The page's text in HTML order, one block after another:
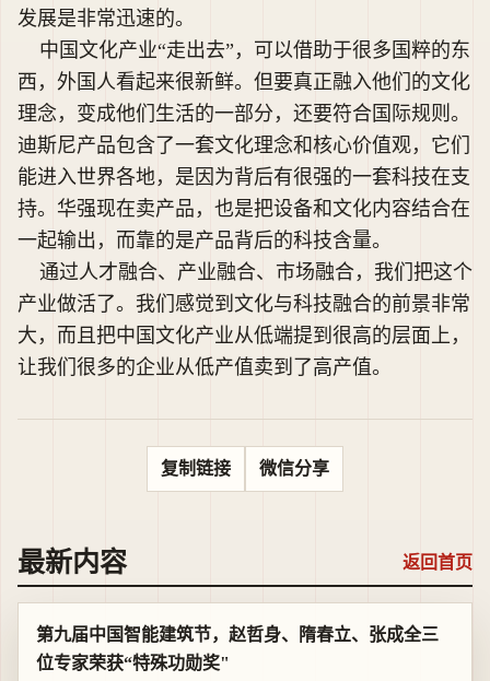
发展是非常迅速的。
中国文化产业“走出去”，可以借助于很多国粹的东
西，外国人看起来很新鲜。但要真正融入他们的文化
理念，变成他们生活的一部分，还要符合国际规则。
迪斯尼产品包含了一套文化理念和核心价值观，它们
能进入世界各地，是因为背后有很强的一套科技在支
持。华强现在卖产品，也是把设备和文化内容结合在
一起输出，而靠的是产品背后的科技含量。
通过人才融合、产业融合、市场融合，我们把这个
产业做活了。我们感觉到文化与科技融合的前景非常
大，而且把中国文化产业从低端提到很高的层面上，
让我们很多的企业从低产值卖到了高产值。
复制链接 微信分享
最新内容 返回首页
第九届中国智能建筑节，赵哲身、隋春立、张成全三
位专家荣获“特殊功勋奖"